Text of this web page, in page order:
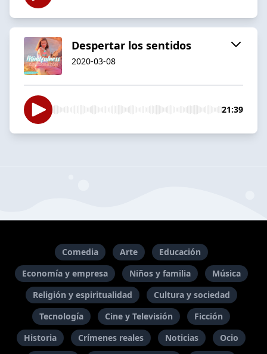
Despertar los sentidos
2020-03-08
21:39
Comedia Arte
Educación
Economía y empresa
Niños y familia
Música
Religión y espiritualidad
Cultura y sociedad
Tecnología
Cine y Televisión
Ficción
Historia
Crímenes reales Noticias
Ocio